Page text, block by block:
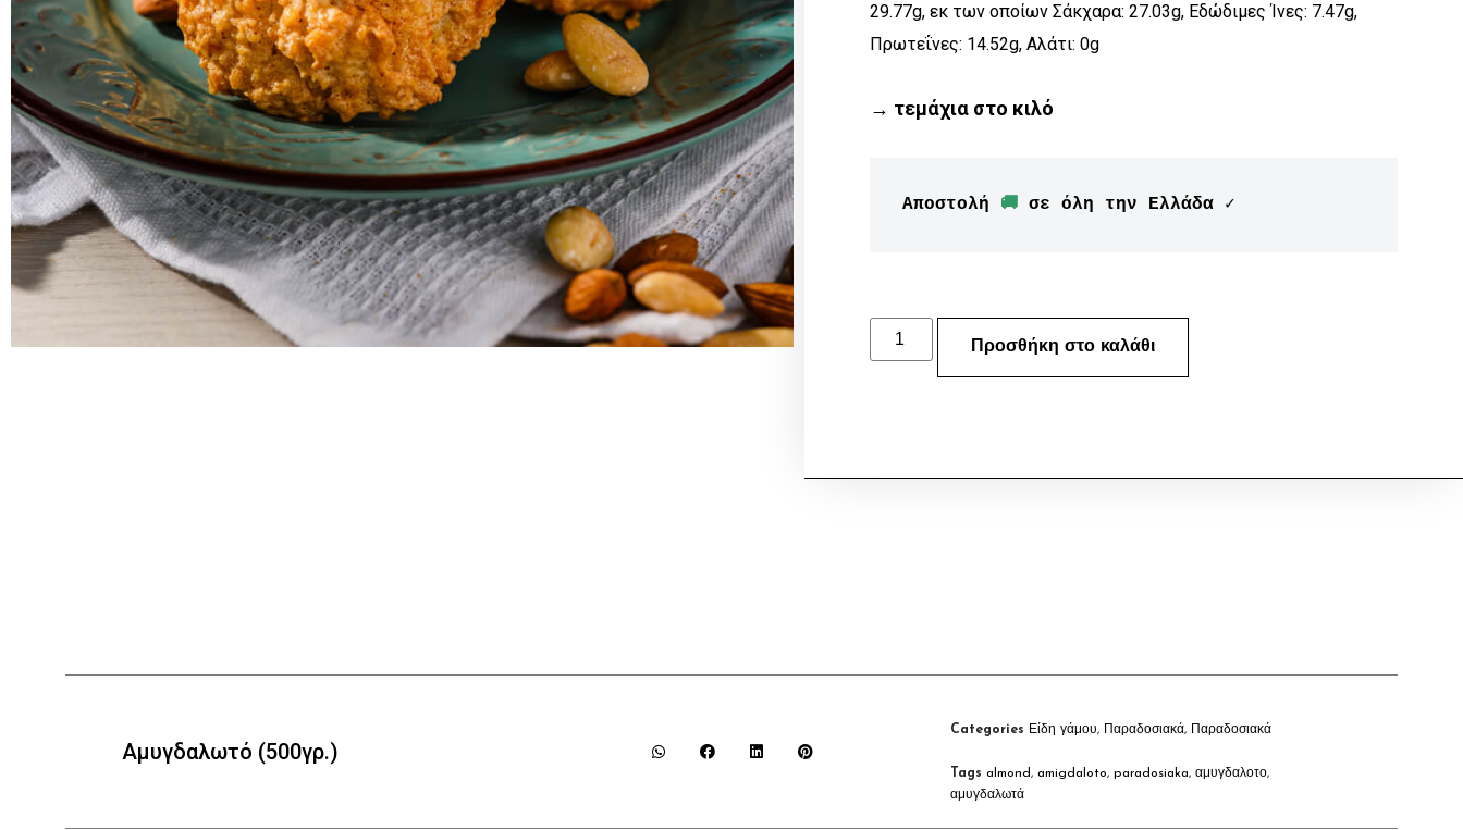
29.77g, εκ των οποίων Σάκχαρα: 27.03g, Εδώδιμες Ίνες: 7.47g,
Πρωτεΐνες: 14.52g, Αλάτι: 0g
→ τεμάχια στο κιλό
Αποστολή 🚚 σε όλη την Ελλάδα ✓
Προσθήκη στο καλάθι
Αμυγδαλωτό (500γρ.)
Categories Είδη γάμου, Παραδοσιακά, Παραδοσιακά
Tags almond,amigdaloto,paradosiaka,αμυγδαλοτο,
αμυγδαλωτά